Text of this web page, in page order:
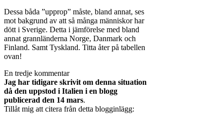
Dessa båda ”upprop” måste, bland annat, ses
mot bakgrund av att så många människor har
dött i Sverige. Detta i jämförelse med bland
annat grannländerna Norge, Danmark och
Finland. Samt Tyskland. Titta åter på tabellen
ovan!
En tredje kommentar
Jag har tidigare skrivit om denna situation
då den uppstod i Italien i en blogg
publicerad den 14 mars.
Tillåt mig att citera från detta blogginlägg: